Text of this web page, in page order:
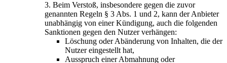
3. Beim Verstoß, insbesondere gegen die zuvor
genannten Regeln § 3 Abs. 1 und 2, kann der Anbieter
unabhängig von einer Kündigung, auch die folgenden
Sanktionen gegen den Nutzer verhängen:
Löschung oder Abänderung von Inhalten, die der
Nutzer eingestellt hat,
Ausspruch einer Abmahnung oder